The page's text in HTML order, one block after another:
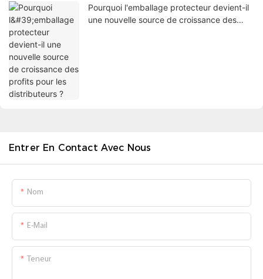
Pourquoi l'emballage protecteur devient-il
une nouvelle source de croissance des
Entrer En Contact Avec Nous
Nom
E-Mail
Teneur